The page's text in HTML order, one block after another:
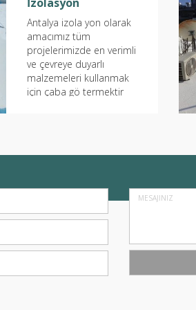
Antalya izola yon olarak
amacımız tüm
projelerimizde en verimli
ve çevreye duyarlı
malzemeleri kullanmak
için çaba gö termektir